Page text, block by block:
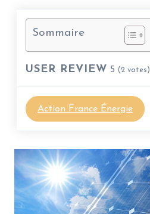
Sommaire
USER REVIEW 5 ( 2votes)
Action France Énergie